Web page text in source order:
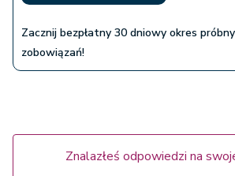
Zacznij bezpłatny 30 dniowy okres
zobowiązań!
Znalazłeś odpowiedzi na